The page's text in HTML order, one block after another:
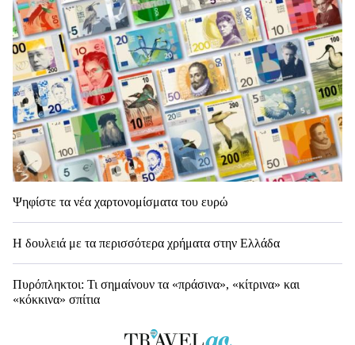
Ψηφίστε τα νέα χαρτονομίσματα του ευρώ
Η δουλειά με τα περισσότερα χρήματα στην Ελλάδα
Πυρόπληκτοι: Τι σημαίνουν τα «πράσινα», «κίτρινα» και
«κόκκινα» σπίτια